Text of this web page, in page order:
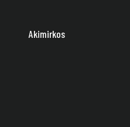
Akimirkos